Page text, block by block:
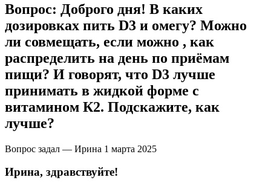
Селен
Здоровье и красота
НАЗАД
Мужское здоровье
НАЗАД
Бустеры тестостерона
ЗМА
SNT
Sportinia
Trace Minerals
USN
Vitauct
Вопрос: Доброго дня! В каких
дозировках пить D3 и омегу? Можно
ли совмещать, если можно , как
распределить на день по приёмам
пищи? И говорят, что D3 лучше
принимать в жидкой форме с
витамином К2. Подскажите, как
лучше?
Вопрос задал — Ирина 1 марта 2025
Ирина, здравствуйте!